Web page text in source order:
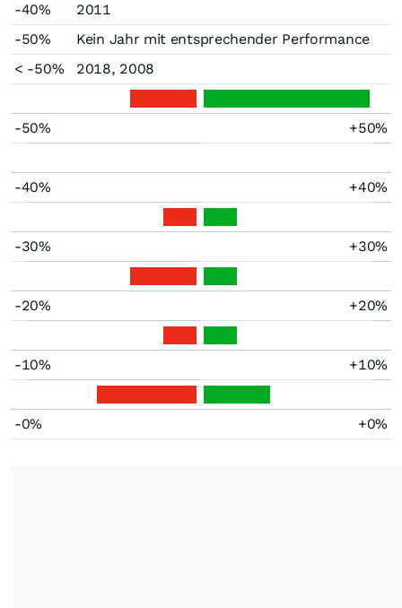
-40%
2011
-50%
Kein Jahr mit entsprechender Performance
< -50%
2018, 2008
-50% +50%
-40% +40%
-30% +30%
-20% +20%
-10% +10%
-0% +0%